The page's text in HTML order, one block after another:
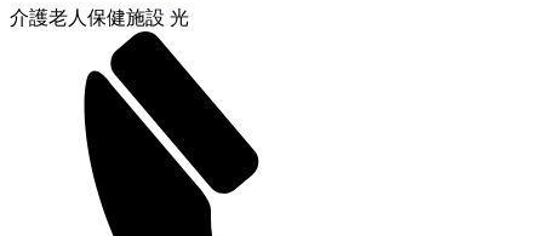
介護老人保健施設 光